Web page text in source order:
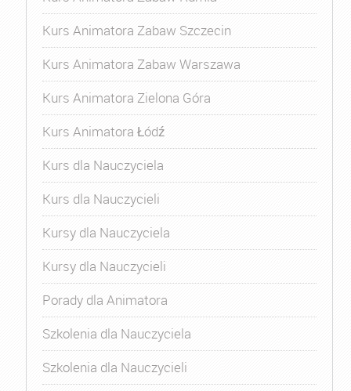
Kurs Animatora Zabaw Szczecin
Kurs Animatora Zabaw Warszawa
Kurs Animatora Zielona Góra
Kurs Animatora Łódź
Kurs dla Nauczyciela
Kurs dla Nauczycieli
Kursy dla Nauczyciela
Kursy dla Nauczycieli
Porady dla Animatora
Szkolenia dla Nauczyciela
Szkolenia dla Nauczycieli